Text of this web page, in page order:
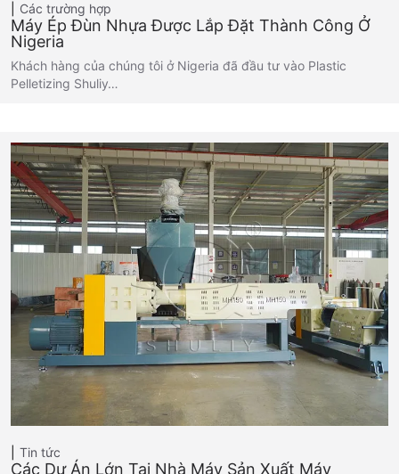
Các trường hợp
Máy Ép Đùn Nhựa Được Lắp Đặt Thành Công Ở
Nigeria
Khách hàng của chúng tôi ở Nigeria đã đầu tư vào Plastic
Pelletizing Shuliy…
Tin tức
Các Dự Án Lớn Tại Nhà Máy Sản Xuất Máy